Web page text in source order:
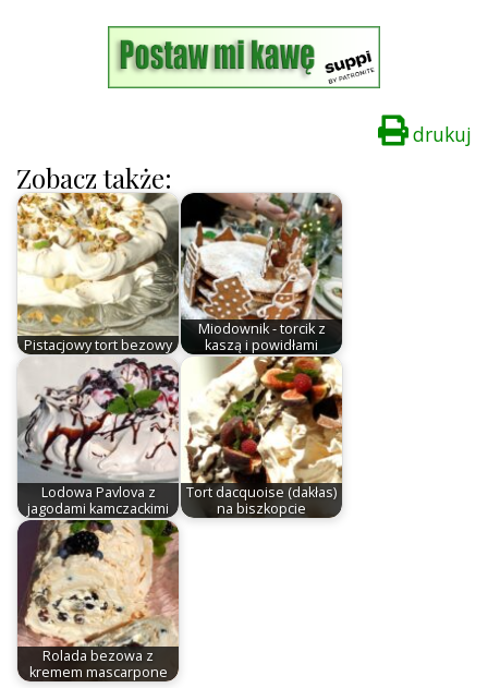
drukuj
Zobacz także:
Pistacjowy tort bezowy
Miodownik - torcik z
kaszą i powidłami
Lodowa Pavlova z
jagodami kamczackimi
Tort dacquoise (dakłas)
na biszkopcie
Rolada bezowa z
kremem mascarpone